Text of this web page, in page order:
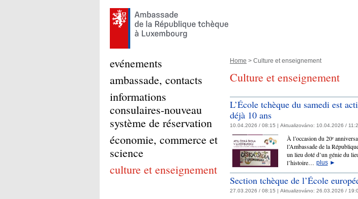
Home > Culture et enseignement
Culture et enseignement
L’École tchèque du samedi est
déjà 10 ans
10.04.2026 / 08:15 | Aktualizováno: 10.04.2026 /
À l’occasion du 20ᵉ
l’Ambassade de la
un lieu doté d’un génie du
l’histoire… plus►
Section tchèque de l’École
27.03.2026 / 08:15 | Aktualizováno: 26.03.2026 /
evénements
ambassade, contacts
informations
consulaires-nouveau
système de réservation
économie, commerce et
science
culture et enseignement